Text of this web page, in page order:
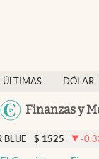
ÚLTIMAS
NOTICIAS
DÓLAR
Finanzas y
Dólar
Members
Economía y Política
-0.33%